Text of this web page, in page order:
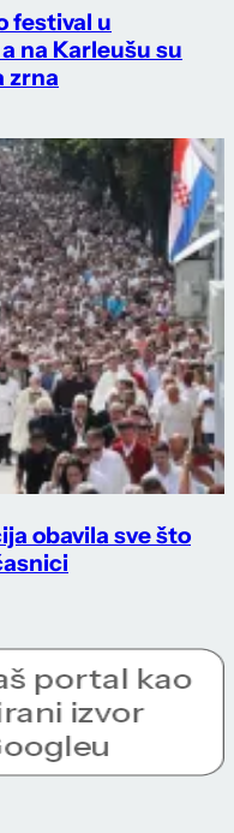
festival u
na Karleušu su
zrna
obavila sve što